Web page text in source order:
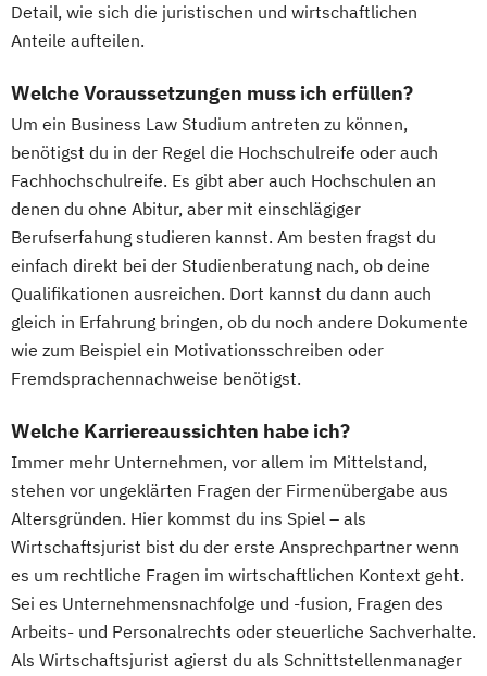
Detail, wie sich die juristischen und wirtschaftlichen
Anteile aufteilen.
Welche Voraussetzungen muss ich erfüllen?
Um ein Business Law Studium antreten zu können,
benötigst du in der Regel die Hochschulreife oder auch
Fachhochschulreife. Es gibt aber auch Hochschulen an
denen du ohne Abitur, aber mit einschlägiger
Berufserfahung studieren kannst. Am besten fragst du
einfach direkt bei der Studienberatung nach, ob deine
Qualifikationen ausreichen. Dort kannst du dann auch
gleich in Erfahrung bringen, ob du noch andere Dokumente
wie zum Beispiel ein Motivationsschreiben oder
Fremdsprachennachweise benötigst.
Welche Karriereaussichten habe ich?
Immer mehr Unternehmen, vor allem im Mittelstand,
stehen vor ungeklärten Fragen der Firmenübergabe aus
Altersgründen. Hier kommst du ins Spiel – als
Wirtschaftsjurist bist du der erste Ansprechpartner wenn
es um rechtliche Fragen im wirtschaftlichen Kontext geht.
Sei es Unternehmensnachfolge und -fusion, Fragen des
Arbeits- und Personalrechts oder steuerliche Sachverhalte.
Als Wirtschaftsjurist agierst du als Schnittstellenmanager